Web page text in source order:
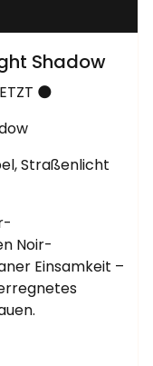
Shadow
🌑
Straßenlicht
Noir-
Einsamkeit –